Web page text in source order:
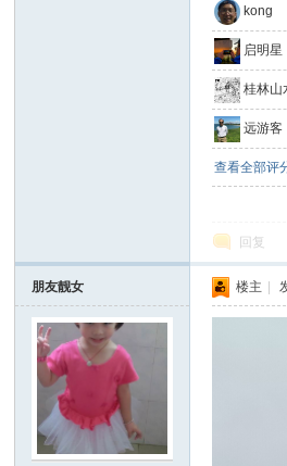
kong
启明星
桂林山
远游客
查看全部评
回复
朋友靓女 楼主